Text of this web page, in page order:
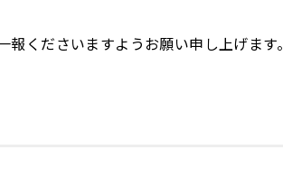
くださいますようお願い申し上げます。